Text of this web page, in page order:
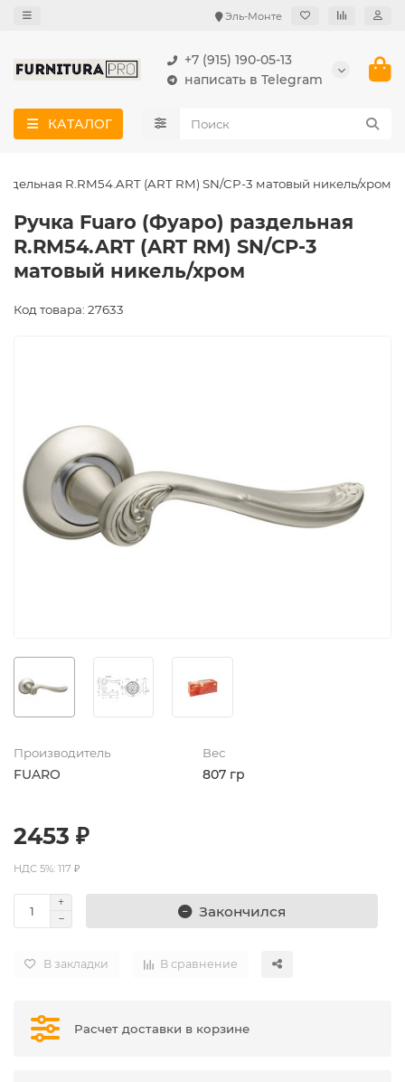
Эль-Монте
+7 (915) 190-05-13
написать в Telegram
КАТАЛОГ
R.RM54.ART (ART RM) SN/CP-3 матовый никель/хром
Ручка Fuaro (Фуаро) раздельная
R.RM54.ART (ART RM) SN/CP-3
матовый никель/хром
Код товара: 27633
Производитель
FUARO
Вес
807 гр
2453 ₽
НДС 5%: 117 ₽
Закончился
В закладки В сравнение
Расчет доставки в корзине